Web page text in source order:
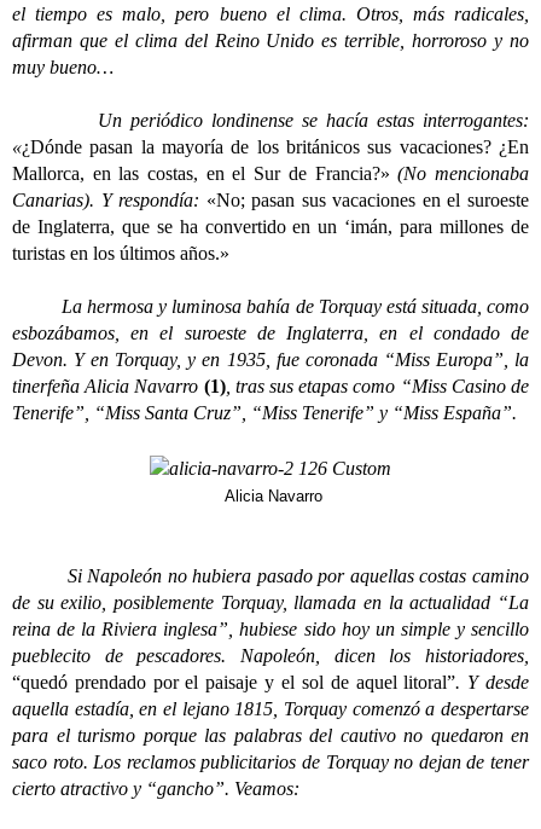
el tiempo es malo, pero bueno el clima. Otros, más radicales,
afirman que el clima del Reino Unido es terrible, horroroso y no
muy bueno…
Un periódico londinense se hacía estas interrogantes:
«¿Dónde pasan la mayoría de los británicos sus vacaciones? ¿En
Mallorca, en las costas, en el Sur de Francia?» (No mencionaba
Canarias). Y respondía: «No; pasan sus vacaciones en el suroeste
de Inglaterra, que se ha convertido en un ‘imán, para millones de
turistas en los últimos años.»
La hermosa y luminosa bahía de Torquay está situada, como
esbozábamos, en el suroeste de Inglaterra, en el condado de
Devon. Y en Torquay, y en 1935, fue coronada “Miss Europa”, la
tinerfeña Alicia Navarro (1), tras sus etapas como “Miss Casino de
Tenerife”, “Miss Santa Cruz”, “Miss Tenerife” y “Miss España”.
Alicia Navarro
Si Napoleón no hubiera pasado por aquellas costas camino
de su exilio, posiblemente Torquay, llamada en la actualidad “La
reina de la Riviera inglesa”, hubiese sido hoy un simple y sencillo
pueblecito de pescadores. Napoleón, dicen los historiadores,
“quedó prendado por el paisaje y el sol de aquel litoral”. Y desde
aquella estadía, en el lejano 1815, Torquay comenzó a despertarse
para el turismo porque las palabras del cautivo no quedaron en
saco roto. Los reclamos publicitarios de Torquay no dejan de tener
cierto atractivo y “gancho”. Veamos: